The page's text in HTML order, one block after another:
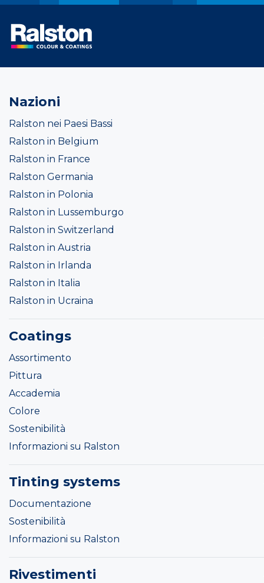
Nazioni
Ralston nei Paesi Bassi
Ralston in Belgium
Ralston in France
Ralston Germania
Ralston in Polonia
Ralston in Lussemburgo
Ralston in Switzerland
Ralston in Austria
Ralston in Irlanda
Ralston in Italia
Ralston in Ucraina
Coatings
Assortimento
Pittura
Accademia
Colore
Sostenibilità
Informazioni su Ralston
Tinting systems
Documentazione
Sostenibilità
Informazioni su Ralston
Rivestimenti